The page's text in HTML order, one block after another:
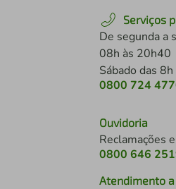
Serviços
De segunda a
08h às 20h40
Sábado das
0800 724
Ouvidoria
Reclamações
0800 646
Atendimento